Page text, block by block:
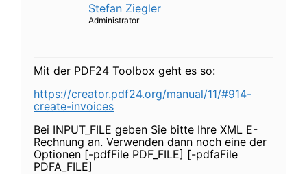
Stefan Ziegler
Administrator
Mit der PDF24 Toolbox geht es so:
https://creator.pdf24.org/manual/11/#914-
create-invoices
Bei INPUT_FILE geben Sie bitte Ihre XML E-
Rechnung an. Verwenden dann noch eine der
Optionen [-pdfFile PDF_FILE] [-pdfaFile
PDFA_FILE]